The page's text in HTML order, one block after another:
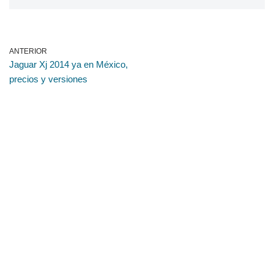
ANTERIOR
Jaguar Xj 2014 ya en México,
precios y versiones